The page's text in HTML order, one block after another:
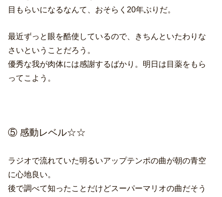
目もらいになるなんて、おそらく20年ぶりだ。
最近ずっと眼を酷使しているので、きちんといたわりな
さいということだろう。
優秀な我が肉体には感謝するばかり。明日は目薬をもら
ってこよう。
⑤ 感動レベル☆☆
ラジオで流れていた明るいアップテンポの曲が朝の青空
に心地良い。
後で調べて知ったことだけどスーパーマリオの曲だそう